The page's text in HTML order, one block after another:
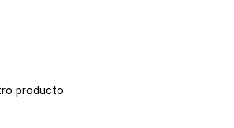
producto